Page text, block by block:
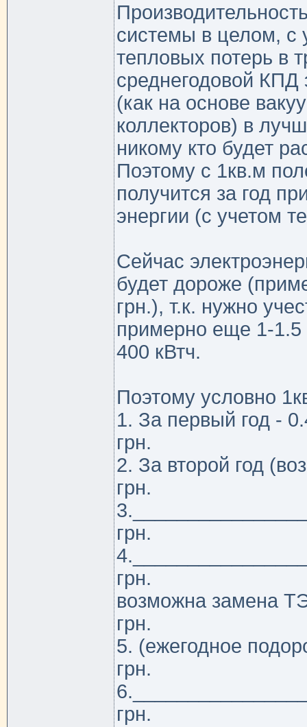
системы в целом, с
тепловых потерь в
среднегодовой
(как на основе
коллекторов) в
никому кто будет
Поэтому с 1кв.м
получится за год
энергии (с учетом
Сейчас
будет дороже
грн.), т.к. нужно
примерно еще 1-1.5
400 кВтч.
Поэтому условно
1. За первый год -
грн.
2. За второй год
грн.
грн.
грн.
возможна замена
грн.
5. (ежегодное
грн.
грн.